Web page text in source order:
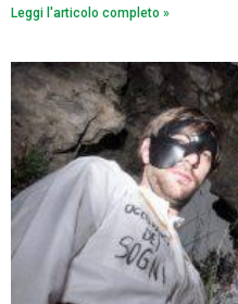
Leggi l'articolo completo »